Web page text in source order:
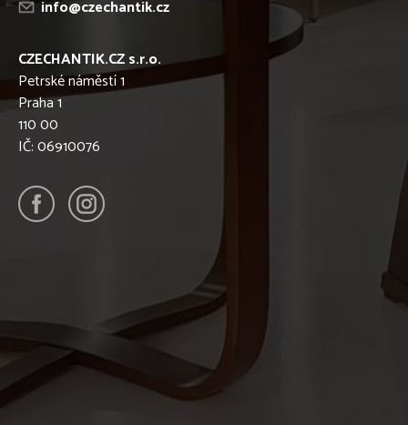
info@czechantik.cz
CZECHANTIK.CZ s.r.o.
Petrské náměstí 1
Praha 1
110 00
IČ: 06910076